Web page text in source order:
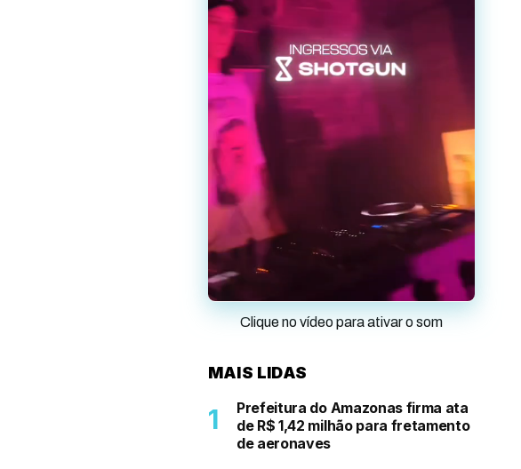
Clique no vídeo para ativar o som
MAIS LIDAS
Prefeitura do Amazonas firma ata
de R$ 1,42 milhão para fretamento
de aeronaves